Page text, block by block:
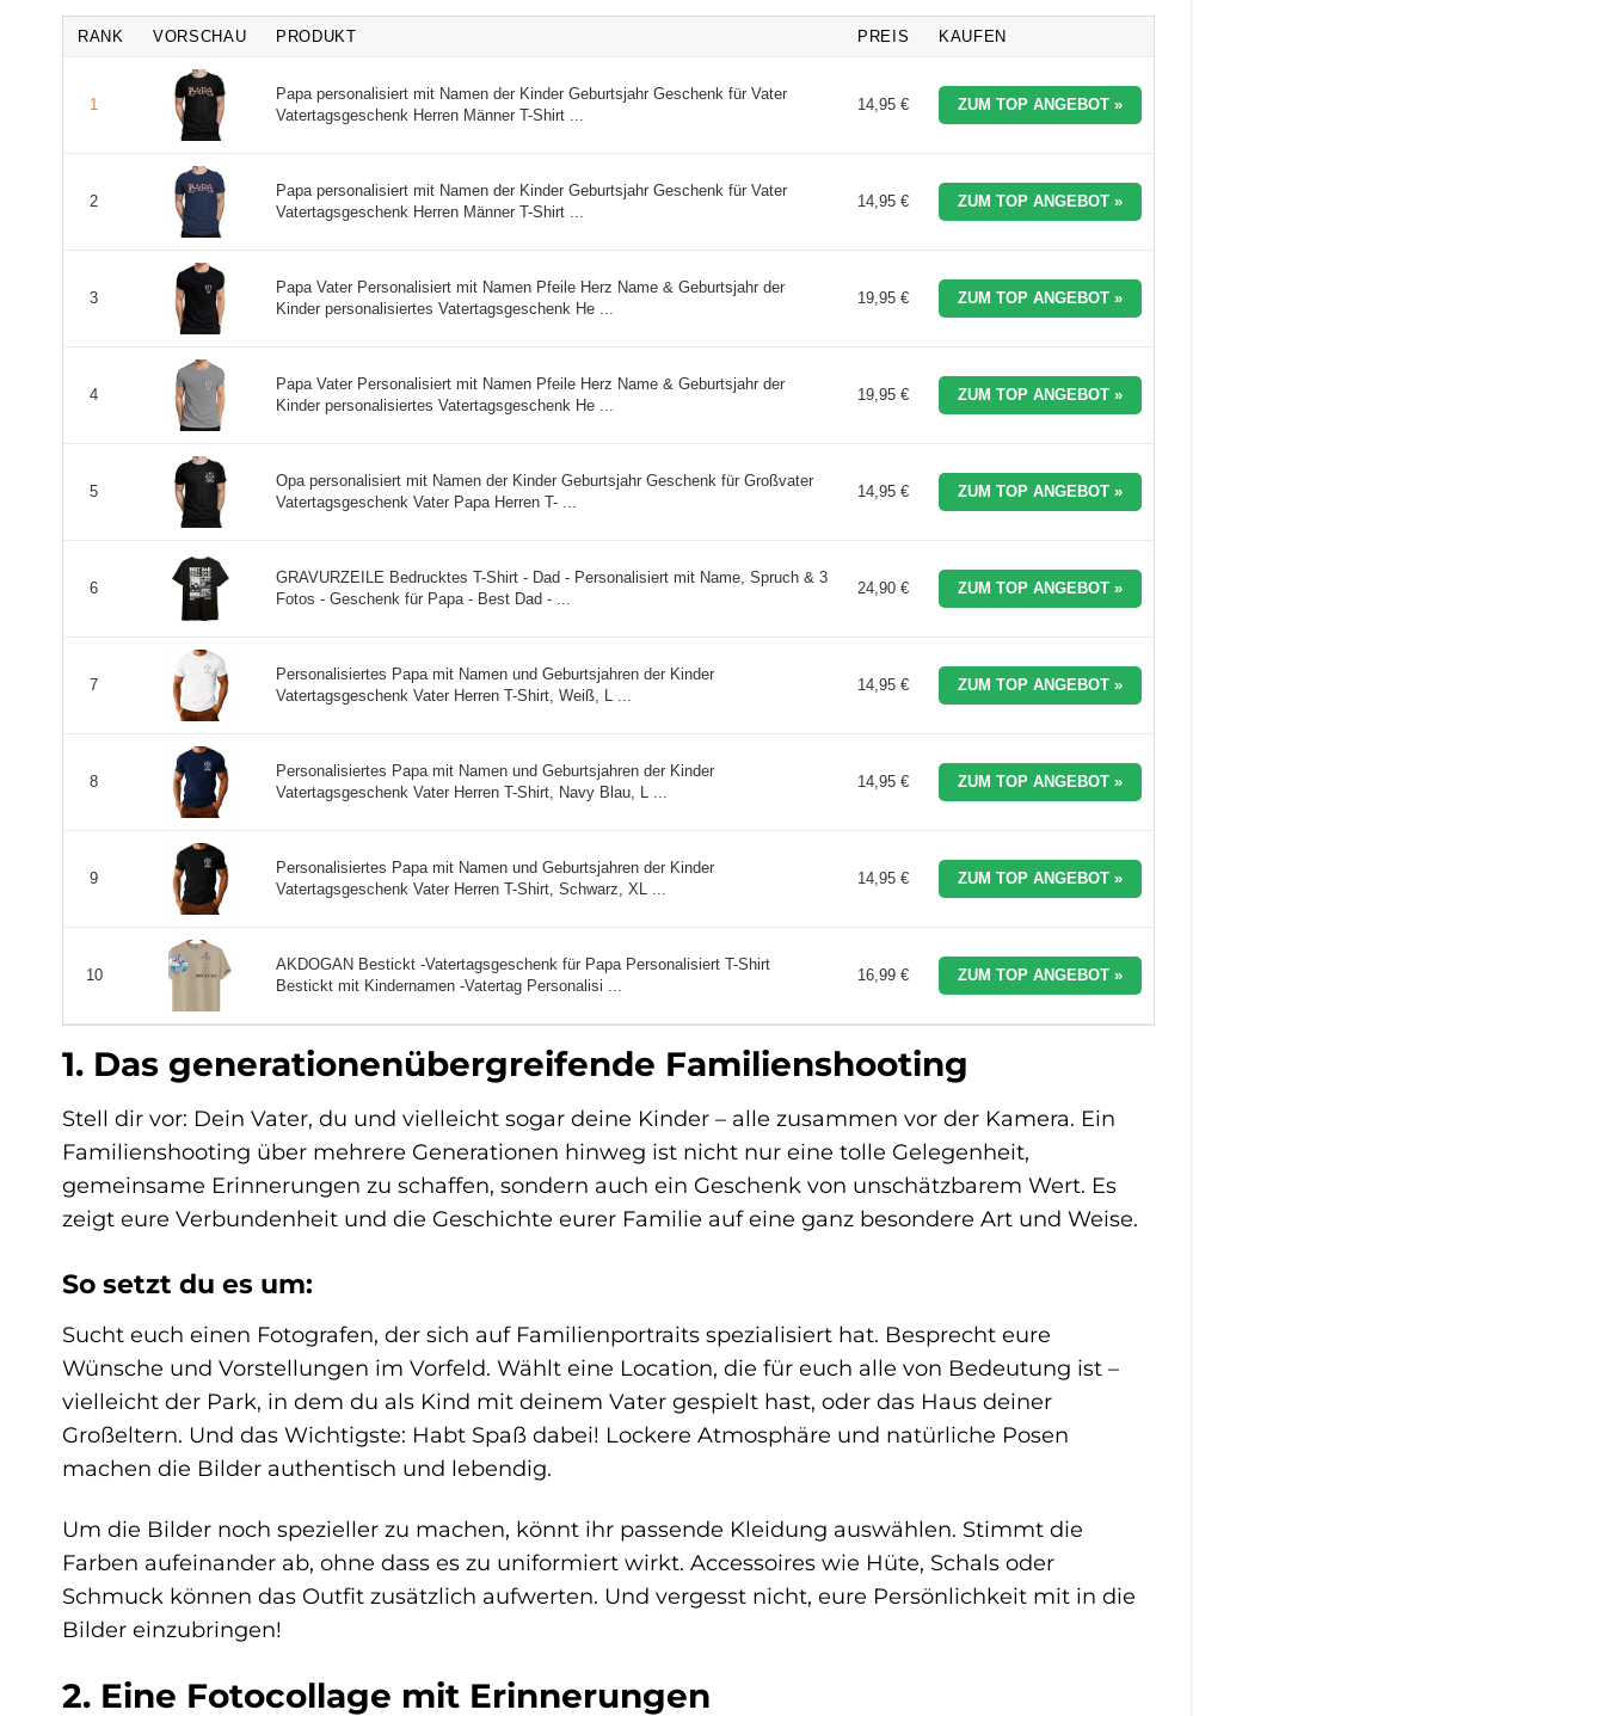
RANK VORSCHAU PRODUKT PREIS KAUFEN
1
Papa personalisiert mit Namen der Kinder Geburtsjahr Geschenk für Vater
Vatertagsgeschenk Herren Männer T-Shirt ...
14,95 € ZUM TOP ANGEBOT »
2
Papa personalisiert mit Namen der Kinder Geburtsjahr Geschenk für Vater
Vatertagsgeschenk Herren Männer T-Shirt ...
14,95 € ZUM TOP ANGEBOT »
3
Papa Vater Personalisiert mit Namen Pfeile Herz Name & Geburtsjahr der
Kinder personalisiertes Vatertagsgeschenk He ...
19,95 € ZUM TOP ANGEBOT »
4
Papa Vater Personalisiert mit Namen Pfeile Herz Name & Geburtsjahr der
Kinder personalisiertes Vatertagsgeschenk He ...
19,95 € ZUM TOP ANGEBOT »
5
Opa personalisiert mit Namen der Kinder Geburtsjahr Geschenk für Großvater
Vatertagsgeschenk Vater Papa Herren T- ...
14,95 € ZUM TOP ANGEBOT »
6
GRAVURZEILE Bedrucktes T-Shirt - Dad - Personalisiert mit Name, Spruch & 3
Fotos - Geschenk für Papa - Best Dad - ...
24,90 € ZUM TOP ANGEBOT »
7
Personalisiertes Papa mit Namen und Geburtsjahren der Kinder
Vatertagsgeschenk Vater Herren T-Shirt, Weiß, L ...
14,95 € ZUM TOP ANGEBOT »
8
Personalisiertes Papa mit Namen und Geburtsjahren der Kinder
Vatertagsgeschenk Vater Herren T-Shirt, Navy Blau, L ...
14,95 € ZUM TOP ANGEBOT »
9
Personalisiertes Papa mit Namen und Geburtsjahren der Kinder
Vatertagsgeschenk Vater Herren T-Shirt, Schwarz, XL ...
14,95 € ZUM TOP ANGEBOT »
10
AKDOGAN Bestickt -Vatertagsgeschenk für Papa Personalisiert T-Shirt
Bestickt mit Kindernamen -Vatertag Personalisi ...
16,99 € ZUM TOP ANGEBOT »
1. Das generationenübergreifende Familienshooting
Stell dir vor: Dein Vater, du und vielleicht sogar deine Kinder – alle zusammen vor der Kamera. Ein
Familienshooting über mehrere Generationen hinweg ist nicht nur eine tolle Gelegenheit,
gemeinsame Erinnerungen zu schaffen, sondern auch ein Geschenk von unschätzbarem Wert. Es
zeigt eure Verbundenheit und die Geschichte eurer Familie auf eine ganz besondere Art und Weise.
So setzt du es um:
Sucht euch einen Fotografen, der sich auf Familienportraits spezialisiert hat. Besprecht eure
Wünsche und Vorstellungen im Vorfeld. Wählt eine Location, die für euch alle von Bedeutung ist –
vielleicht der Park, in dem du als Kind mit deinem Vater gespielt hast, oder das Haus deiner
Großeltern. Und das Wichtigste: Habt Spaß dabei! Lockere Atmosphäre und natürliche Posen
machen die Bilder authentisch und lebendig.
Um die Bilder noch spezieller zu machen, könnt ihr passende Kleidung auswählen. Stimmt die
Farben aufeinander ab, ohne dass es zu uniformiert wirkt. Accessoires wie Hüte, Schals oder
Schmuck können das Outfit zusätzlich aufwerten. Und vergesst nicht, eure Persönlichkeit mit in die
Bilder einzubringen!
2. Eine Fotocollage mit Erinnerungen